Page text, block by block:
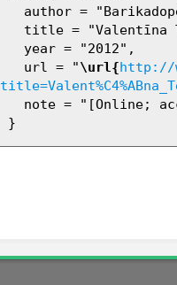
   url = "
\url{http://